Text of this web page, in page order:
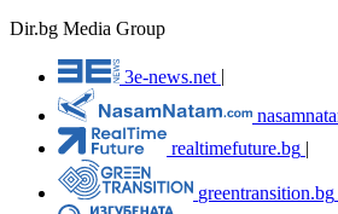
Dir.bg Media Group
3e-news.net
realtimefuture.bg |
greentransition.bg